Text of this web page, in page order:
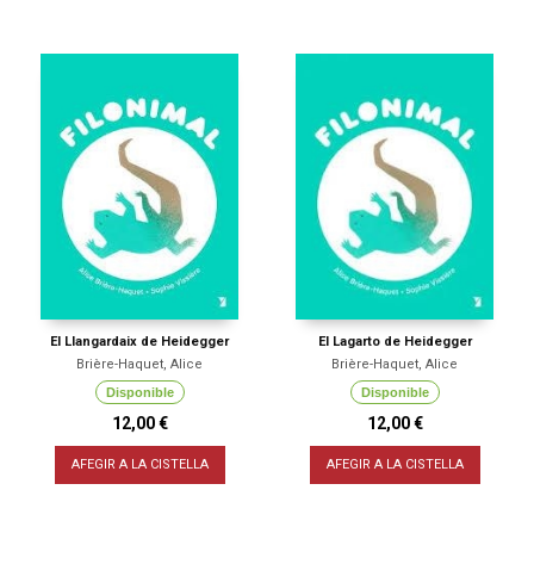
El Llangardaix de Heidegger
Brière-Haquet, Alice
Disponible
12,00 €
AFEGIR A LA CISTELLA
El Lagarto de Heidegger
Brière-Haquet, Alice
Disponible
12,00 €
AFEGIR A LA CISTELLA